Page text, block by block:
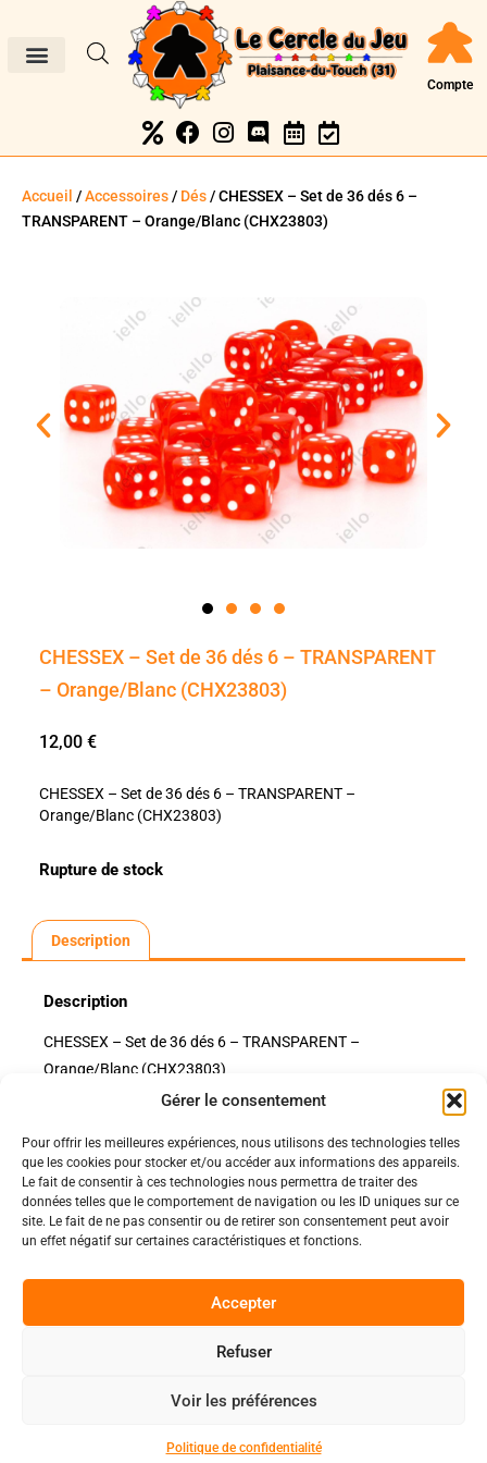
Gérer le consentement
Pour offrir les meilleures expériences, nous utilisons des technologies telles
que les cookies pour stocker et/ou accéder aux informations des appareils.
Le fait de consentir à ces technologies nous permettra de traiter des
données telles que le comportement de navigation ou les ID uniques sur ce
site. Le fait de ne pas consentir ou de retirer son consentement peut avoir
un effet négatif sur certaines caractéristiques et fonctions.
Accepter
Refuser
Voir les préférences
Politique de confidentialité
Compte
Accueil /Accessoires/ Dés/ CHESSEX – Set de 36 dés 6 –
TRANSPARENT – Orange/Blanc (CHX23803)
CHESSEX – Set de 36 dés 6 – TRANSPARENT
– Orange/Blanc (CHX23803)
12,00 €
CHESSEX – Set de 36 dés 6 – TRANSPARENT –
Orange/Blanc (CHX23803)
Rupture de stock
Description
Description
CHESSEX – Set de 36 dés 6 – TRANSPARENT –
Orange/Blanc (CHX23803)
Nos pages
Nos évènements
Nous contacter
Politiques
Politique de confidentialité
Nos conditions de vente et livraison
Code de conduite
Copyright 2025 © All rights Reserved.